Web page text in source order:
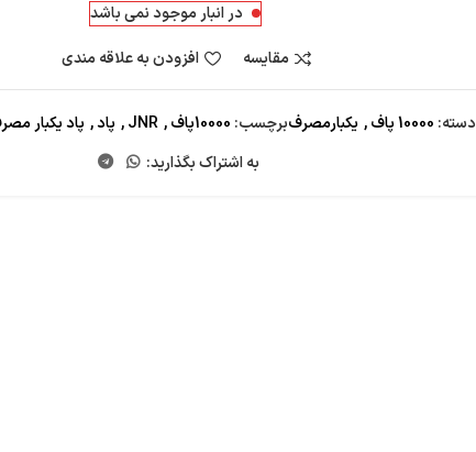
در انبار موجود نمی باشد
مقایسه
افزودن به علاقه مندی
دسته: 10000 پاف , یکبارمصرفبرچسب: 10000پاف ,
JNR
, پاد, پاد یکبار
به اشتراک بگذارید: